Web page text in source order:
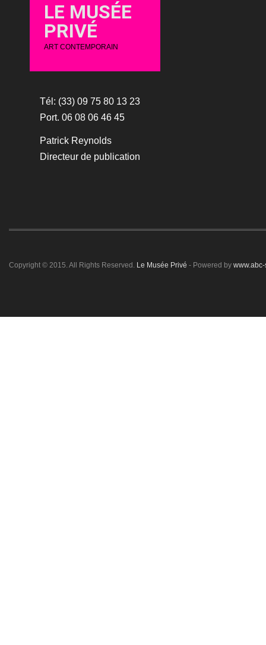
LE MUSÉE
PRIVÉ
ART CONTEMPORAIN
Tél: (33) 09 75 80 13 23
Port. 06 08 06 46 45
Patrick Reynolds
Directeur de publication
Copyright © 2015. All Rights Reserved. Le Musée Privé - Powered by